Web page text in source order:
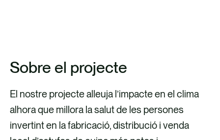
Sobre el projecte
El nostre projecte alleuja l’impacte en el clima
alhora que millora la salut de les persones
invertint en la fabricació, distribució i venda